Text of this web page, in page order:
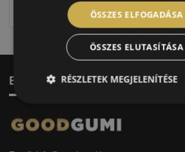
címkével ellátott abroncs kerül kiszállításra.
Elérhetőség
ÖSSZES ELFOGADÁSA
ÖSSZES ELUTASÍTÁSA
RÉSZLETEK MEGJELENÍTÉSE